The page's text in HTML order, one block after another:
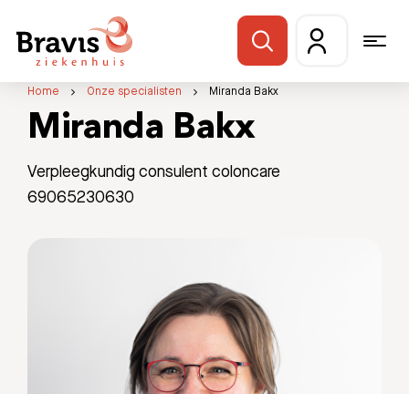
Home Onze specialisten Miranda Bakx
Miranda Bakx
Verpleegkundig consulent coloncare
69065230630